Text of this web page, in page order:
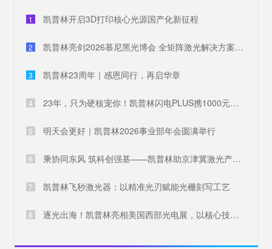
1 凯普林开启3D打印核心光源国产化新征程
2 凯普林亮剑2026慕尼黑光博会 全矩阵激光解决方案破解全球产业痛点
3 凯普林23周年｜感恩同行，再启华章
4 23年，只为硬核宠你！凯普林闪电PLUS携1000元豪礼，引爆全场
5 明天会更好｜凯普林2026事业部年会圆满举行
6 乘协同东风 筑科创强基——凯普林助京津冀激光产业共兴
7 凯普林飞秒激光器：以精准光刃赋能光栅刻写工艺
8 逐光出海！凯普林亮相美国西部光电展，以核心技术叩响国际大门